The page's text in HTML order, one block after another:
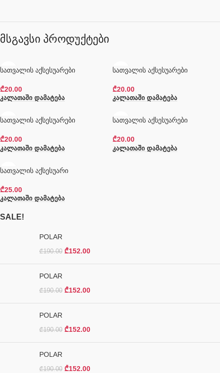
მსგავსი პროდუქტები
სათვალის აქსესუარები
₾20.00
Კალათაში Დამატება
სათვალის აქსესუარები
₾20.00
Კალათაში Დამატება
სათვალის აქსესუარები
₾20.00
Კალათაში Დამატება
სათვალის აქსესუარები
₾20.00
Კალათაში Დამატება
სათვალის აქსესუარი
₾25.00
Კალათაში Დამატება
SALE!
POLAR
₾190.00 ₾152.00
POLAR
₾190.00 ₾152.00
POLAR
₾190.00 ₾152.00
POLAR
₾190.00 ₾152.00